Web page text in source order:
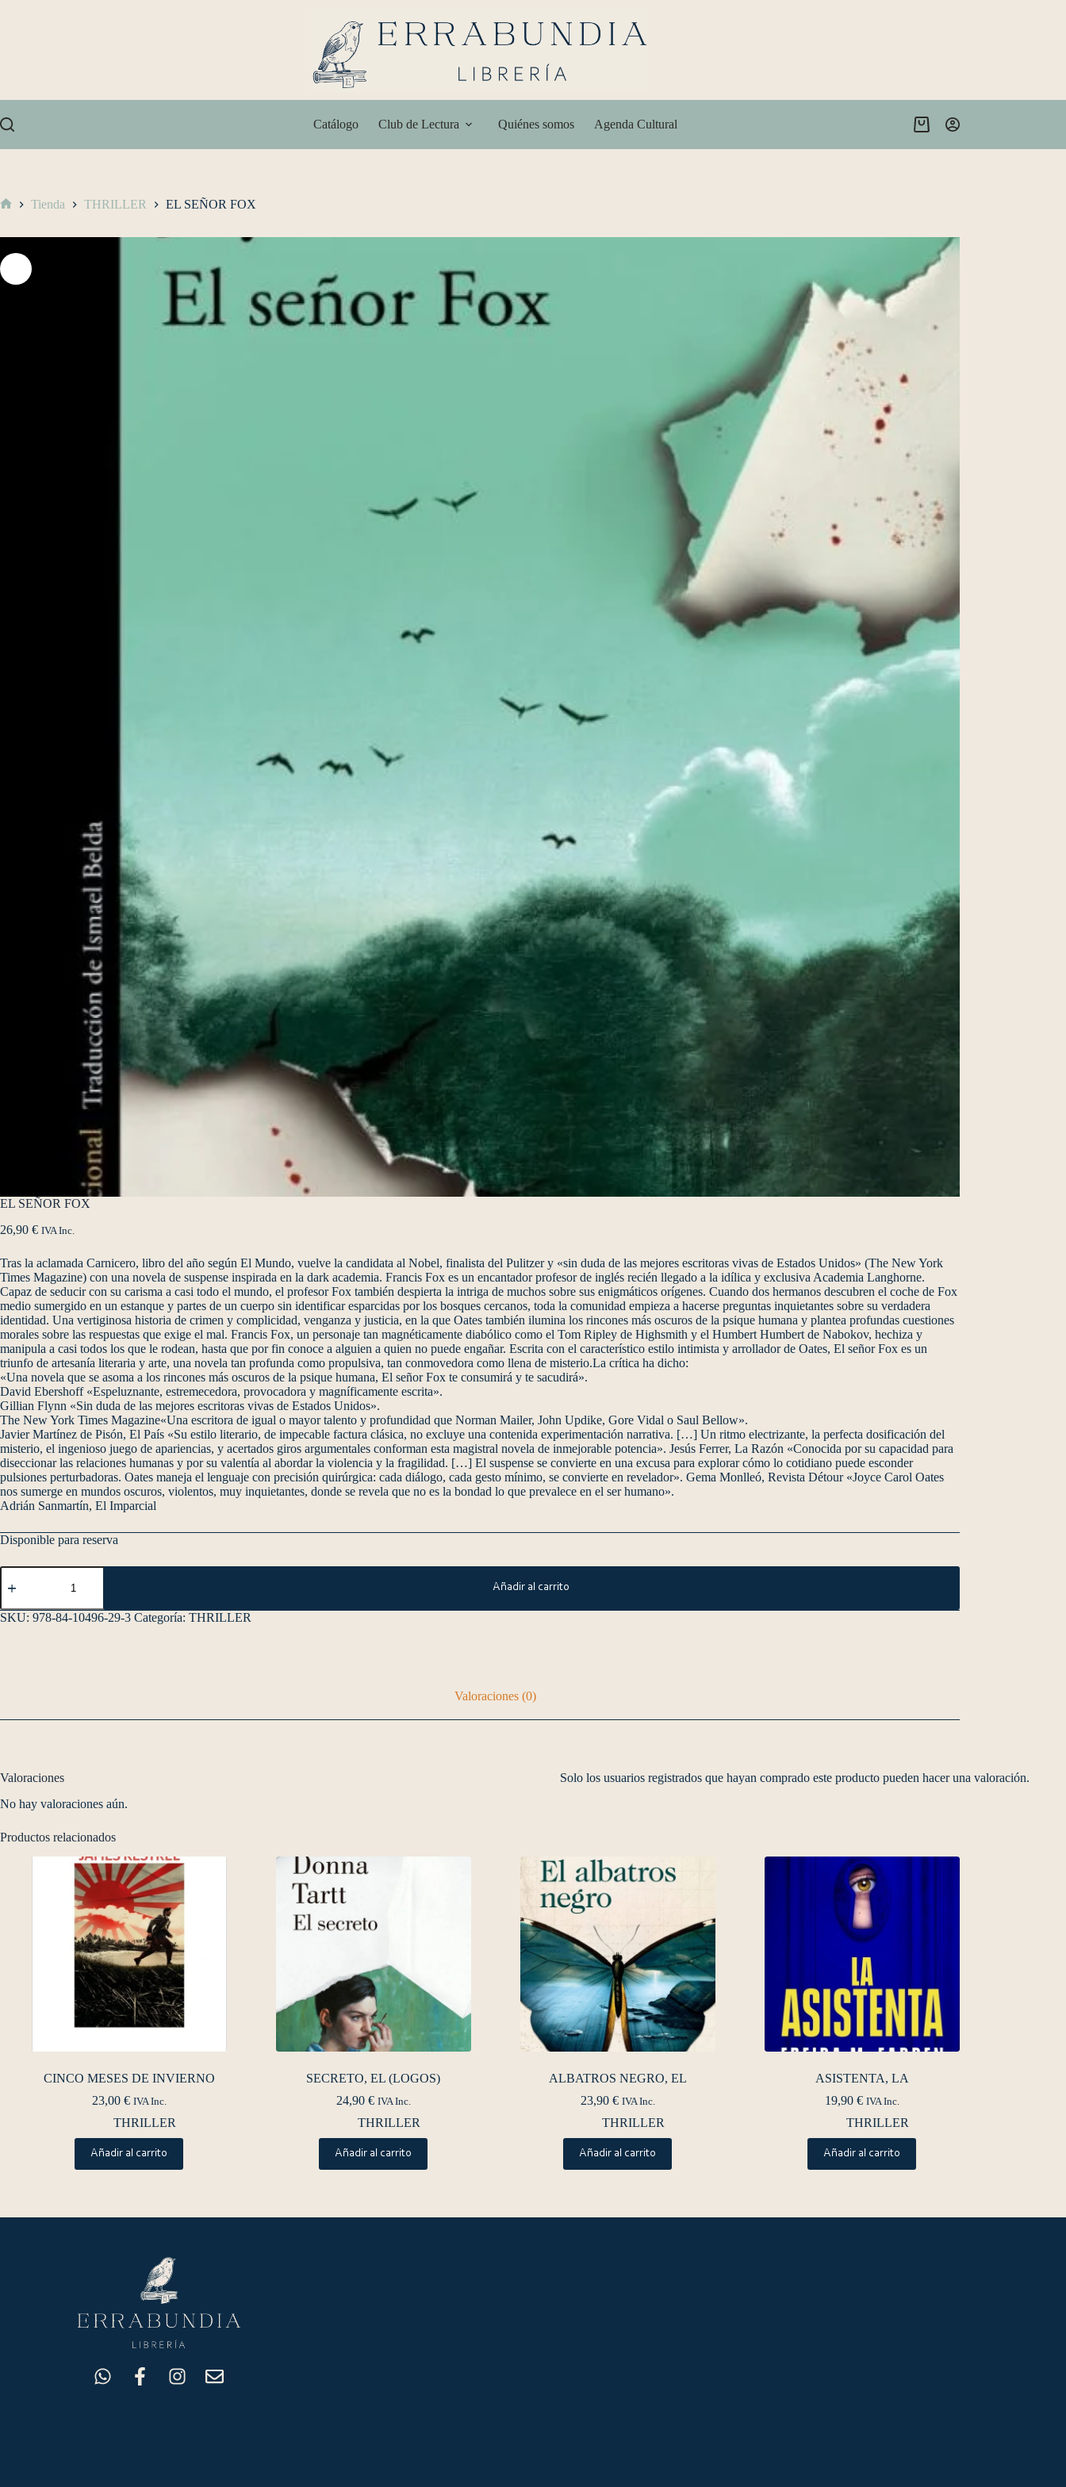
Catálogo Club de Lectura Quiénes somos Agenda Cultural
Tienda THRILLER EL SEÑOR FOX
EL SEÑOR FOX
26,90 € IVA Inc.
Tras la aclamada Carnicero, libro del año según El Mundo, vuelve la candidata al Nobel, finalista del Pulitzer y «sin duda de las mejores escritoras vivas de Estados Unidos» (The New York
Times Magazine) con una novela de suspense inspirada en la dark academia. Francis Fox es un encantador profesor de inglés recién llegado a la idílica y exclusiva Academia Langhorne.
Capaz de seducir con su carisma a casi todo el mundo, el profesor Fox también despierta la intriga de muchos sobre sus enigmáticos orígenes. Cuando dos hermanos descubren el coche de Fox
medio sumergido en un estanque y partes de un cuerpo sin identificar esparcidas por los bosques cercanos, toda la comunidad empieza a hacerse preguntas inquietantes sobre su verdadera
identidad. Una vertiginosa historia de crimen y complicidad, venganza y justicia, en la que Oates también ilumina los rincones más oscuros de la psique humana y plantea profundas cuestiones
morales sobre las respuestas que exige el mal. Francis Fox, un personaje tan magnéticamente diabólico como el Tom Ripley de Highsmith y el Humbert Humbert de Nabokov, hechiza y
manipula a casi todos los que le rodean, hasta que por fin conoce a alguien a quien no puede engañar. Escrita con el característico estilo intimista y arrollador de Oates, El señor Fox es un
triunfo de artesanía literaria y arte, una novela tan profunda como propulsiva, tan conmovedora como llena de misterio.La crítica ha dicho:
«Una novela que se asoma a los rincones más oscuros de la psique humana, El señor Fox te consumirá y te sacudirá».
David Ebershoff «Espeluznante, estremecedora, provocadora y magníficamente escrita».
Gillian Flynn «Sin duda de las mejores escritoras vivas de Estados Unidos».
The New York Times Magazine«Una escritora de igual o mayor talento y profundidad que Norman Mailer, John Updike, Gore Vidal o Saul Bellow».
Javier Martínez de Pisón, El País «Su estilo literario, de impecable factura clásica, no excluye una contenida experimentación narrativa. […] Un ritmo electrizante, la perfecta dosificación del
misterio, el ingenioso juego de apariencias, y acertados giros argumentales conforman esta magistral novela de inmejorable potencia». Jesús Ferrer, La Razón «Conocida por su capacidad para
diseccionar las relaciones humanas y por su valentía al abordar la violencia y la fragilidad. […] El suspense se convierte en una excusa para explorar cómo lo cotidiano puede esconder
pulsiones perturbadoras. Oates maneja el lenguaje con precisión quirúrgica: cada diálogo, cada gesto mínimo, se convierte en revelador». Gema Monlleó, Revista Détour «Joyce Carol Oates
nos sumerge en mundos oscuros, violentos, muy inquietantes, donde se revela que no es la bondad lo que prevalece en el ser humano».
Adrián Sanmartín, El Imparcial
Disponible para reserva
Añadir al carrito
SKU: 978-84-10496-29-3 Categoría: THRILLER
Valoraciones (0)
Valoraciones
No hay valoraciones aún.
Solo los usuarios registrados que hayan comprado este producto pueden hacer una valoración.
Productos relacionados
CINCO MESES DE INVIERNO
23,00 € IVA Inc.
THRILLER
Añadir al carrito
SECRETO, EL (LOGOS)
24,90 € IVA Inc.
THRILLER
Añadir al carrito
ALBATROS NEGRO, EL
23,90 € IVA Inc.
THRILLER
Añadir al carrito
ASISTENTA, LA
19,90 € IVA Inc.
THRILLER
Añadir al carrito